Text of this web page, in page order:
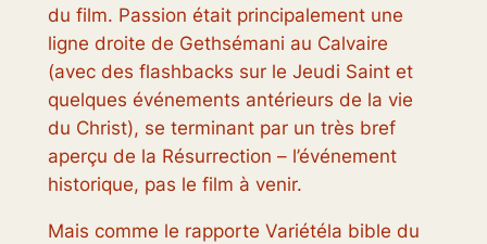
du film. Passion était principalement une
ligne droite de Gethsémani au Calvaire
(avec des flashbacks sur le Jeudi Saint et
quelques événements antérieurs de la vie
du Christ), se terminant par un très bref
aperçu de la Résurrection – l’événement
historique, pas le film à venir.
Mais comme le rapporte Variétéla bible du